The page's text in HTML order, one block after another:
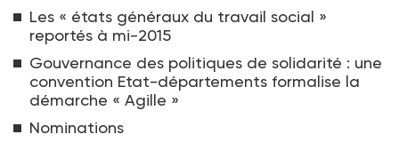
Les « états généraux du travail social »
reportés à mi-2015
Gouvernance des politiques de solidarité : une
convention Etat-départements formalise la
démarche « Agille »
Nominations